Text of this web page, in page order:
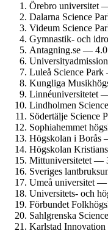
Örebro universitet
Dalarna Science
Videum Science
Gymnastik- och
Antagning.se — 4.0
Luleå Science
Kungliga
Linné­universitetet
Lindholmen
Södertälje Science
Sophiahemmet
Högskolan i Borås
Högskolan
Mitt­universitetet —
Sveriges
Umeå universitet —
Universitets- och
Förbundet
Sahlgrenska
Karlstad